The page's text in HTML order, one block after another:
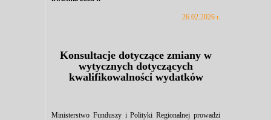
26.02.2026 r.
Konsultacje dotyczące zmiany w
wytycznych dotyczących
kwalifikowalności wydatków
Ministerstwo Funduszy i Polityki Regionalnej prowadzi